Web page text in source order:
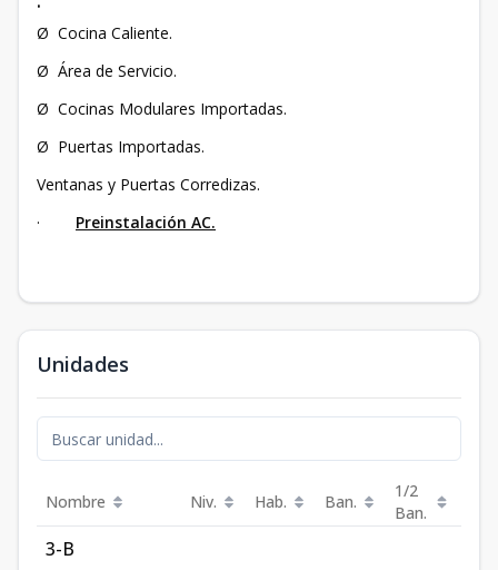
·
Ø Cocina Caliente.
Ø Área de Servicio.
Ø Cocinas Modulares Importadas.
Ø Puertas Importadas.
Ventanas y Puertas Corredizas.
· Preinstalación AC.
Unidades
Nombre Niv. Hab. Ban.
1/2
Ban.
3-B